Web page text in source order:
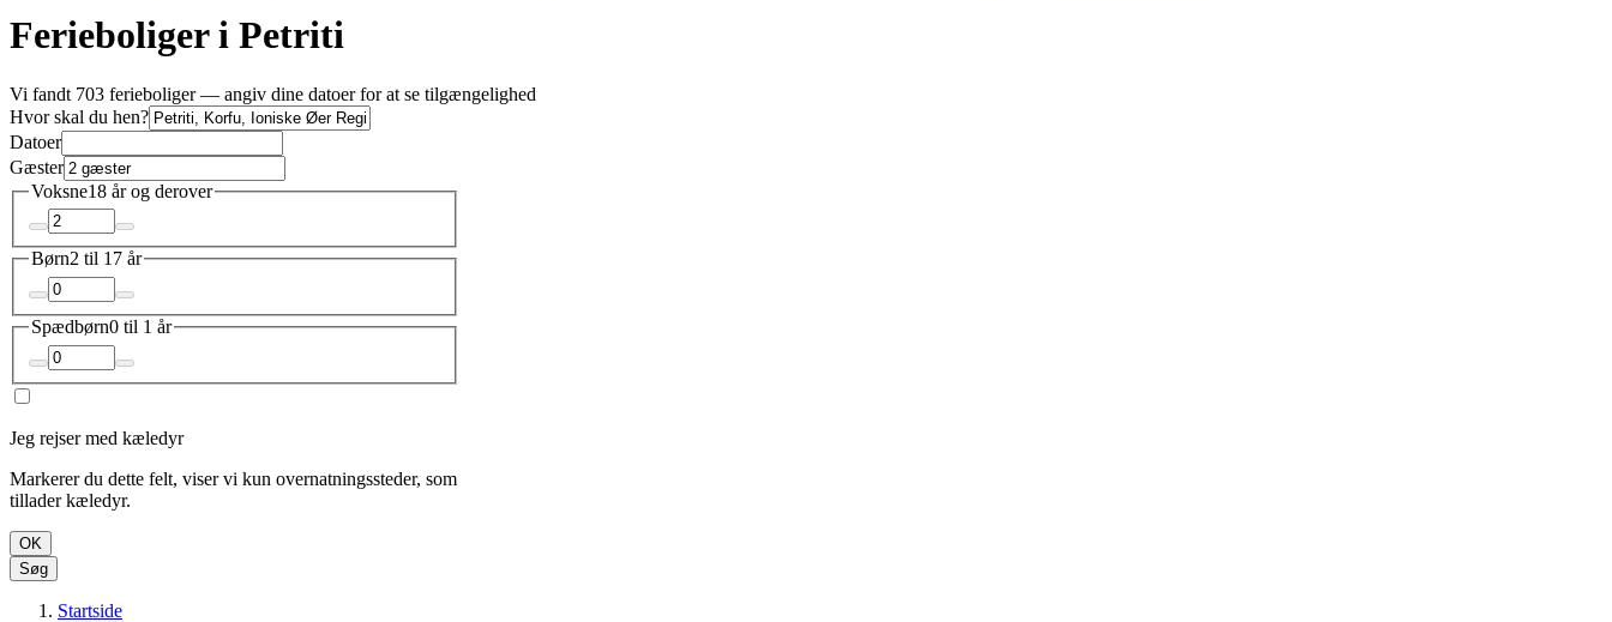
Ferieboliger i Petriti
Vi fandt 703 ferieboliger — angiv dine datoer for at se tilgængelighed
Hvor skal du hen?
Datoer
Gæster
Voksne18 år og derover
Børn2 til 17 år
Spædbørn0 til 1 år
Jeg rejser med kæledyr
Markerer du dette felt, viser vi kun overnatningssteder, som
tillader kæledyr.
OK
Søg
Startside